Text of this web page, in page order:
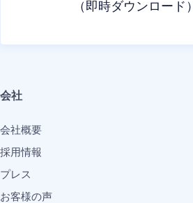
（即時ダウンロード）
会社
会社概要
採用情報
プレス
お客様の声